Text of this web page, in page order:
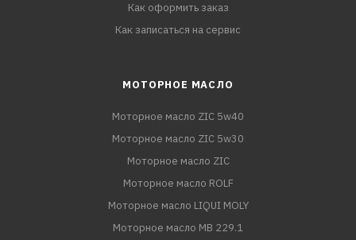
Как оформить заказ
Как записаться на сервис
МОТОРНОЕ МАСЛО
Моторное масло ZIC 5w40
Моторное масло ZIC 5w30
Моторное масло ZIC
Моторное масло ROLF
Моторное масло LIQUI MOLY
Моторное масло MB 229.1